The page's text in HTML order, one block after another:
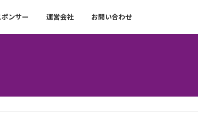
ポンサー 運営会社 お問い合わせ